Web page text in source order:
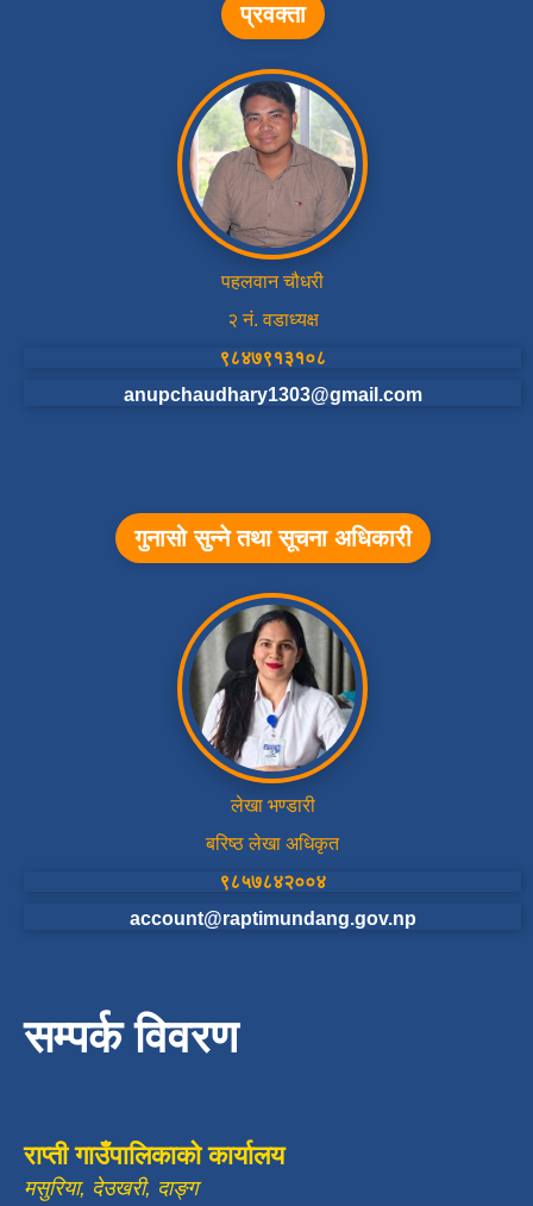
प्रवक्ता
पहलवान चौधरी
२ नं. वडाध्यक्ष
९८४७९१३१०८
anupchaudhary1303@gmail.com
गुनासो सुन्ने तथा सूचना अधिकारी
लेखा भण्डारी
बरिष्ठ लेखा अधिकृत
९८५७८४२००४
account@raptimundang.gov.np
सम्पर्क विवरण
राप्ती गाउँपालिकाको कार्यालय
मसुरिया, देउखरी, दाङ्ग